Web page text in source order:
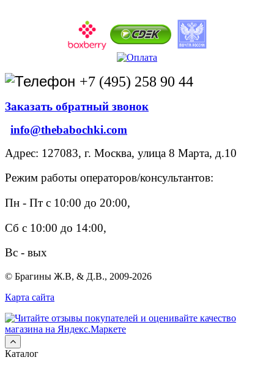
+7 (495) 258 90 44
Заказать обратный звонок
info@thebabochki.com
Адрес: 127083, г. Москва, улица 8 Марта, д.10
Режим работы операторов/консультантов:
Пн - Пт с 10:00 до 20:00,
Сб с 10:00 до 14:00,
Вс - вых
© Брагины Ж.В, & Д.В., 2009-2026
Карта сайта
Каталог